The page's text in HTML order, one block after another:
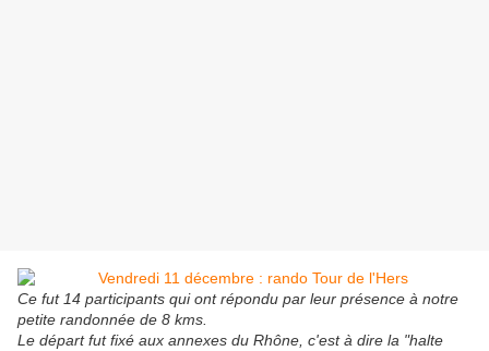
Ce fut 14 participants qui ont répondu par leur présence à notre
petite randonnée de 8 kms.
Le départ fut fixé aux annexes du Rhône, c'est à dire la "halte